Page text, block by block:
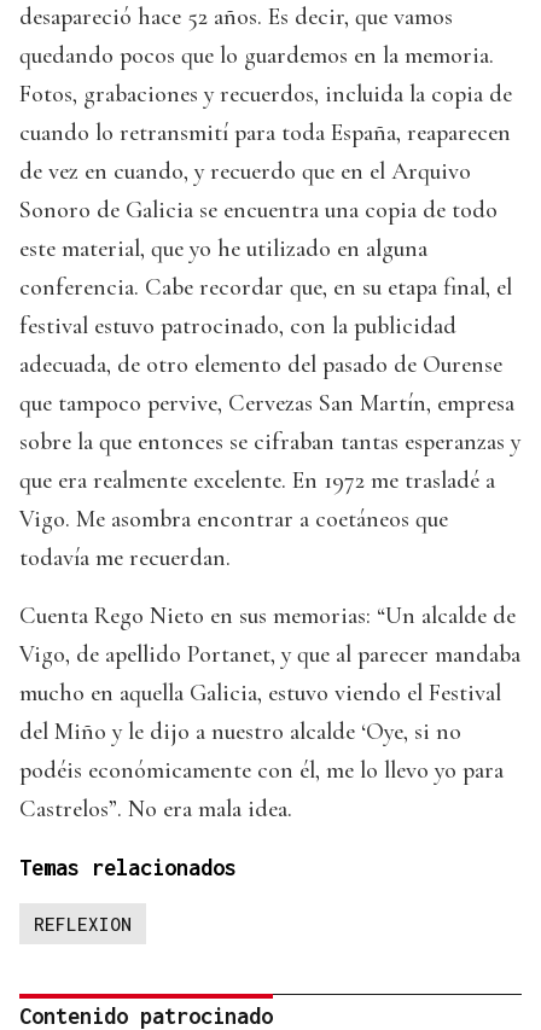
desapareció hace 52 años. Es decir, que vamos
quedando pocos que lo guardemos en la memoria.
Fotos, grabaciones y recuerdos, incluida la copia de
cuando lo retransmití para toda España, reaparecen
de vez en cuando, y recuerdo que en el Arquivo
Sonoro de Galicia se encuentra una copia de todo
este material, que yo he utilizado en alguna
conferencia. Cabe recordar que, en su etapa final, el
festival estuvo patrocinado, con la publicidad
adecuada, de otro elemento del pasado de Ourense
que tampoco pervive, Cervezas San Martín, empresa
sobre la que entonces se cifraban tantas esperanzas y
que era realmente excelente. En 1972 me trasladé a
Vigo. Me asombra encontrar a coetáneos que
todavía me recuerdan.
Cuenta Rego Nieto en sus memorias: “Un alcalde de
Vigo, de apellido Portanet, y que al parecer mandaba
mucho en aquella Galicia, estuvo viendo el Festival
del Miño y le dijo a nuestro alcalde ‘Oye, si no
podéis económicamente con él, me lo llevo yo para
Castrelos”. No era mala idea.
Temas relacionados
REFLEXION
Contenido patrocinado